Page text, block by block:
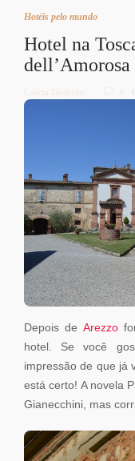
Hotéis pelo mundo
Hotel na
dell’Amorosa
Letícia Diethelm 6
Depois de Arezzo
hotel. Se você
impressão de que já
está certo! A novela
Gianecchini, mas